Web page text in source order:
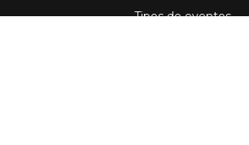
Tipos de eventos